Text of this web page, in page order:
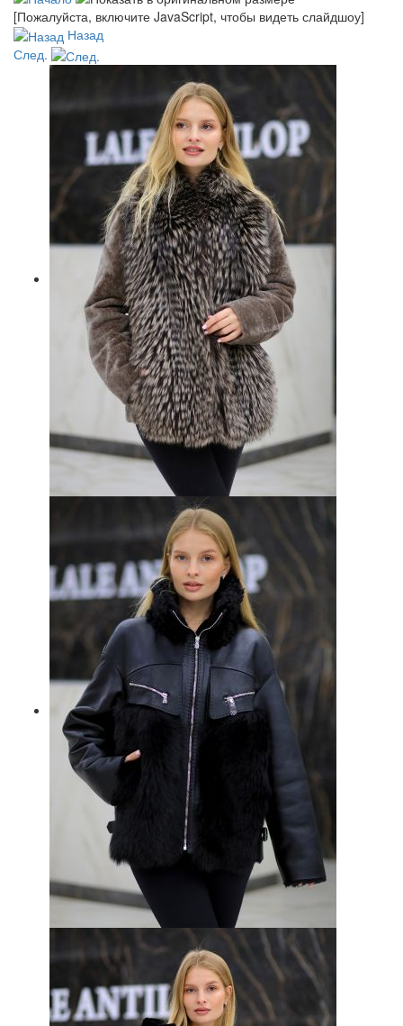
[Пожалуйста, включите JavaScript, чтобы видеть слайдшоу]
Назад
След.